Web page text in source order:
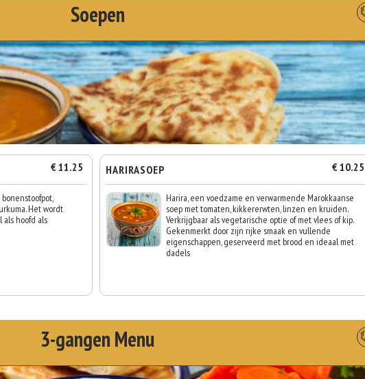
Soepen
€ 11.25
Het wordt
als hoofd als
HARIRASOEP € 10.25
Harira, een voedzame en verwarmende Marokkaanse
soep met tomaten, kikkererwten, linzen en kruiden.
Verkrijgbaar als vegetarische optie of met vlees of kip.
Gekenmerkt door zijn rijke smaak en vullende
eigenschappen, geserveerd met brood en ideaal met
dadels
3-gangen Menu